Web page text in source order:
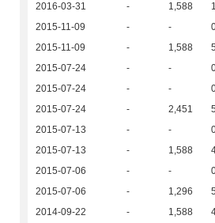
2016-03-31
- 1,588
2015-11-09
- -
2015-11-09
- 1,588
2015-07-24
- -
2015-07-24
- -
2015-07-24
- 2,451
2015-07-13
- -
2015-07-13
- 1,588
2015-07-06
- -
2015-07-06
- 1,296
2014-09-22
- 1,588